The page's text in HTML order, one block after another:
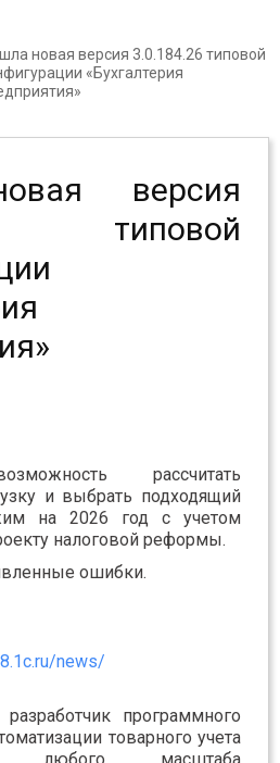
новая версия 3.0.184.26 типовой
«Бухгалтерия
версия
типовой
рассчитать
и выбрать подходящий
на 2026 год с учетом
налоговой реформы.
ошибки.
news/
программного
товарного учета